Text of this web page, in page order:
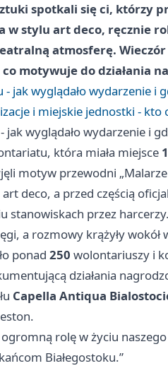
spotkali się ci, którzy
w stylu art deco, ręcznie
atmosferę.
motywuje do działania
jak wyglądało wydarzenie i
i miejskie jednostki -
wyglądało wydarzenie i
która miała miejsce
motyw przewodni
deco, a przed częścią
stanowiskach przez
a rozmowy krążyły
ponad 250 wolontariuszy i
działania
Capella Antiqua
rolę w życiu
Białegostoku.”